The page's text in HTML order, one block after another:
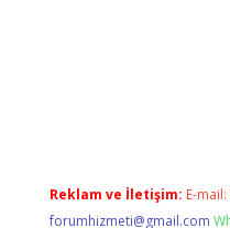
Reklam ve İletişim: E-mail:
forumhizmeti@gmail.com